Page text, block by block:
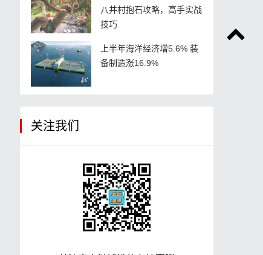
八井村抱石攻略，高手实战
技巧
上半年海洋经济增5.6% 装
备制造涨16.9%
关注我们